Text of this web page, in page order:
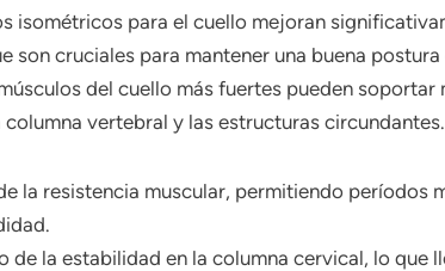
isométricos para el cuello mejoran
son cruciales para mantener una buena
del cuello más fuertes pueden soportar
columna vertebral y las estructuras circundantes.
la resistencia muscular, permitiendo períodos
de la estabilidad en la columna cervical, lo que